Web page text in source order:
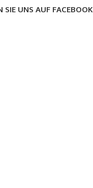
SIE UNS AUF FACEBOOK